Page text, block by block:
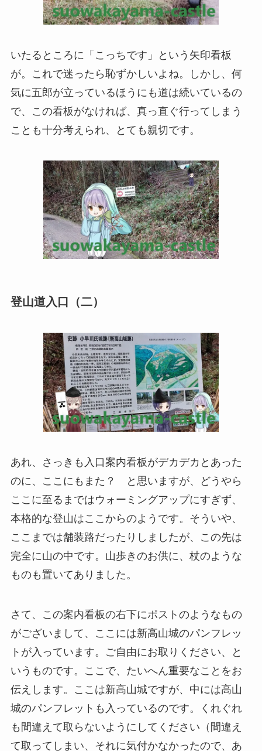
いたるところに「こっちです」という矢印看板
が。これで迷ったら恥ずかしいよね。しかし、何
気に五郎が立っているほうにも道は続いているの
で、この看板がなければ、真っ直ぐ行ってしまう
ことも十分考えられ、とても親切です。
登山道入口（二）
あれ、さっきも入口案内看板がデカデカとあった
のに、ここにもまた？ と思いますが、どうやら
ここに至るまではウォーミングアップにすぎず、
本格的な登山はここからのようです。そういや、
ここまでは舗装路だったりしましたが、この先は
完全に山の中です。山歩きのお供に、杖のような
ものも置いてありました。
さて、この案内看板の右下にポストのようなもの
がございまして、ここには新高山城のパンフレッ
トが入っています。ご自由にお取りください、と
いうものです。ここで、たいへん重要なことをお
伝えします。ここは新高山城ですが、中には高山
城のパンフレットも入っているのです。くれぐれ
も間違えて取らないようにしてください（間違え
て取ってしまい、それに気付かなかったので、あ